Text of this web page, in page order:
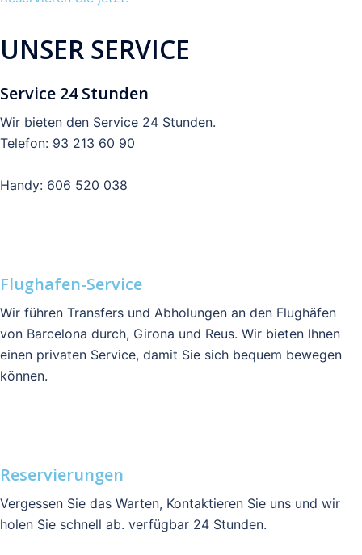
UNSER SERVICE
Service 24 Stunden
Wir bieten den Service 24 Stunden.
Telefon: 93 213 60 90
Handy: 606 520 038
Flughafen-Service
Wir führen Transfers und Abholungen an den Flughäfen
von Barcelona durch, Girona und Reus. Wir bieten Ihnen
einen privaten Service, damit Sie sich bequem bewegen
können.
Reservierungen
Vergessen Sie das Warten, Kontaktieren Sie uns und wir
holen Sie schnell ab. verfügbar 24 Stunden.